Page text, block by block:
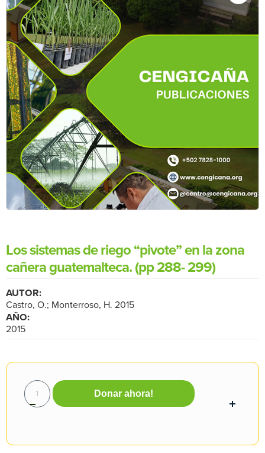
Los sistemas de riego “pivote” en la zona
cañera guatemalteca. (pp 288- 299)
AUTOR:
Castro, O.; Monterroso, H. 2015
AÑO:
2015
Donar ahora!